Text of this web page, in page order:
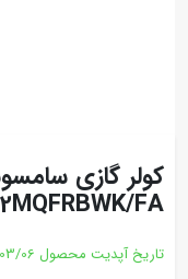
کولر گازی
FA
تاریخ آپدیت محصول 06